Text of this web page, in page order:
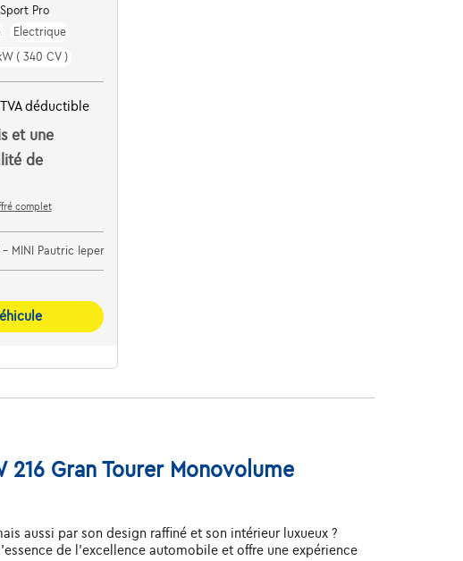
Pro
Electrique
( 340 CV )
TVA déductible
et une
de
complet
- MINI Pautric Ieper
Gran Tourer Monovolume
aussi par son design raffiné et son intérieur luxueux ?
de l'excellence automobile et offre une expérience